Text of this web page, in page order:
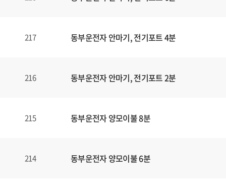
217 동부운전자 안마기, 전기포트 4분
216 동부운전자 안마기, 전기포트 2분
215 동부운전자 양모이불 8분
214 동부운전자 양모이불 6분